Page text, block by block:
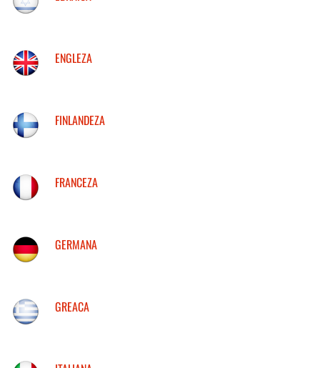
ENGLEZA
FINLANDEZA
FRANCEZA
GERMANA
GREACA